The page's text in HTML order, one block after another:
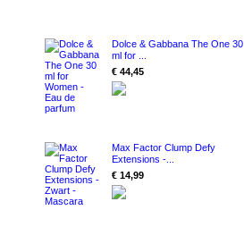
Dolce & Gabbana The One 30
ml for ...
€ 44,45
Max Factor Clump Defy
Extensions -...
€ 14,99